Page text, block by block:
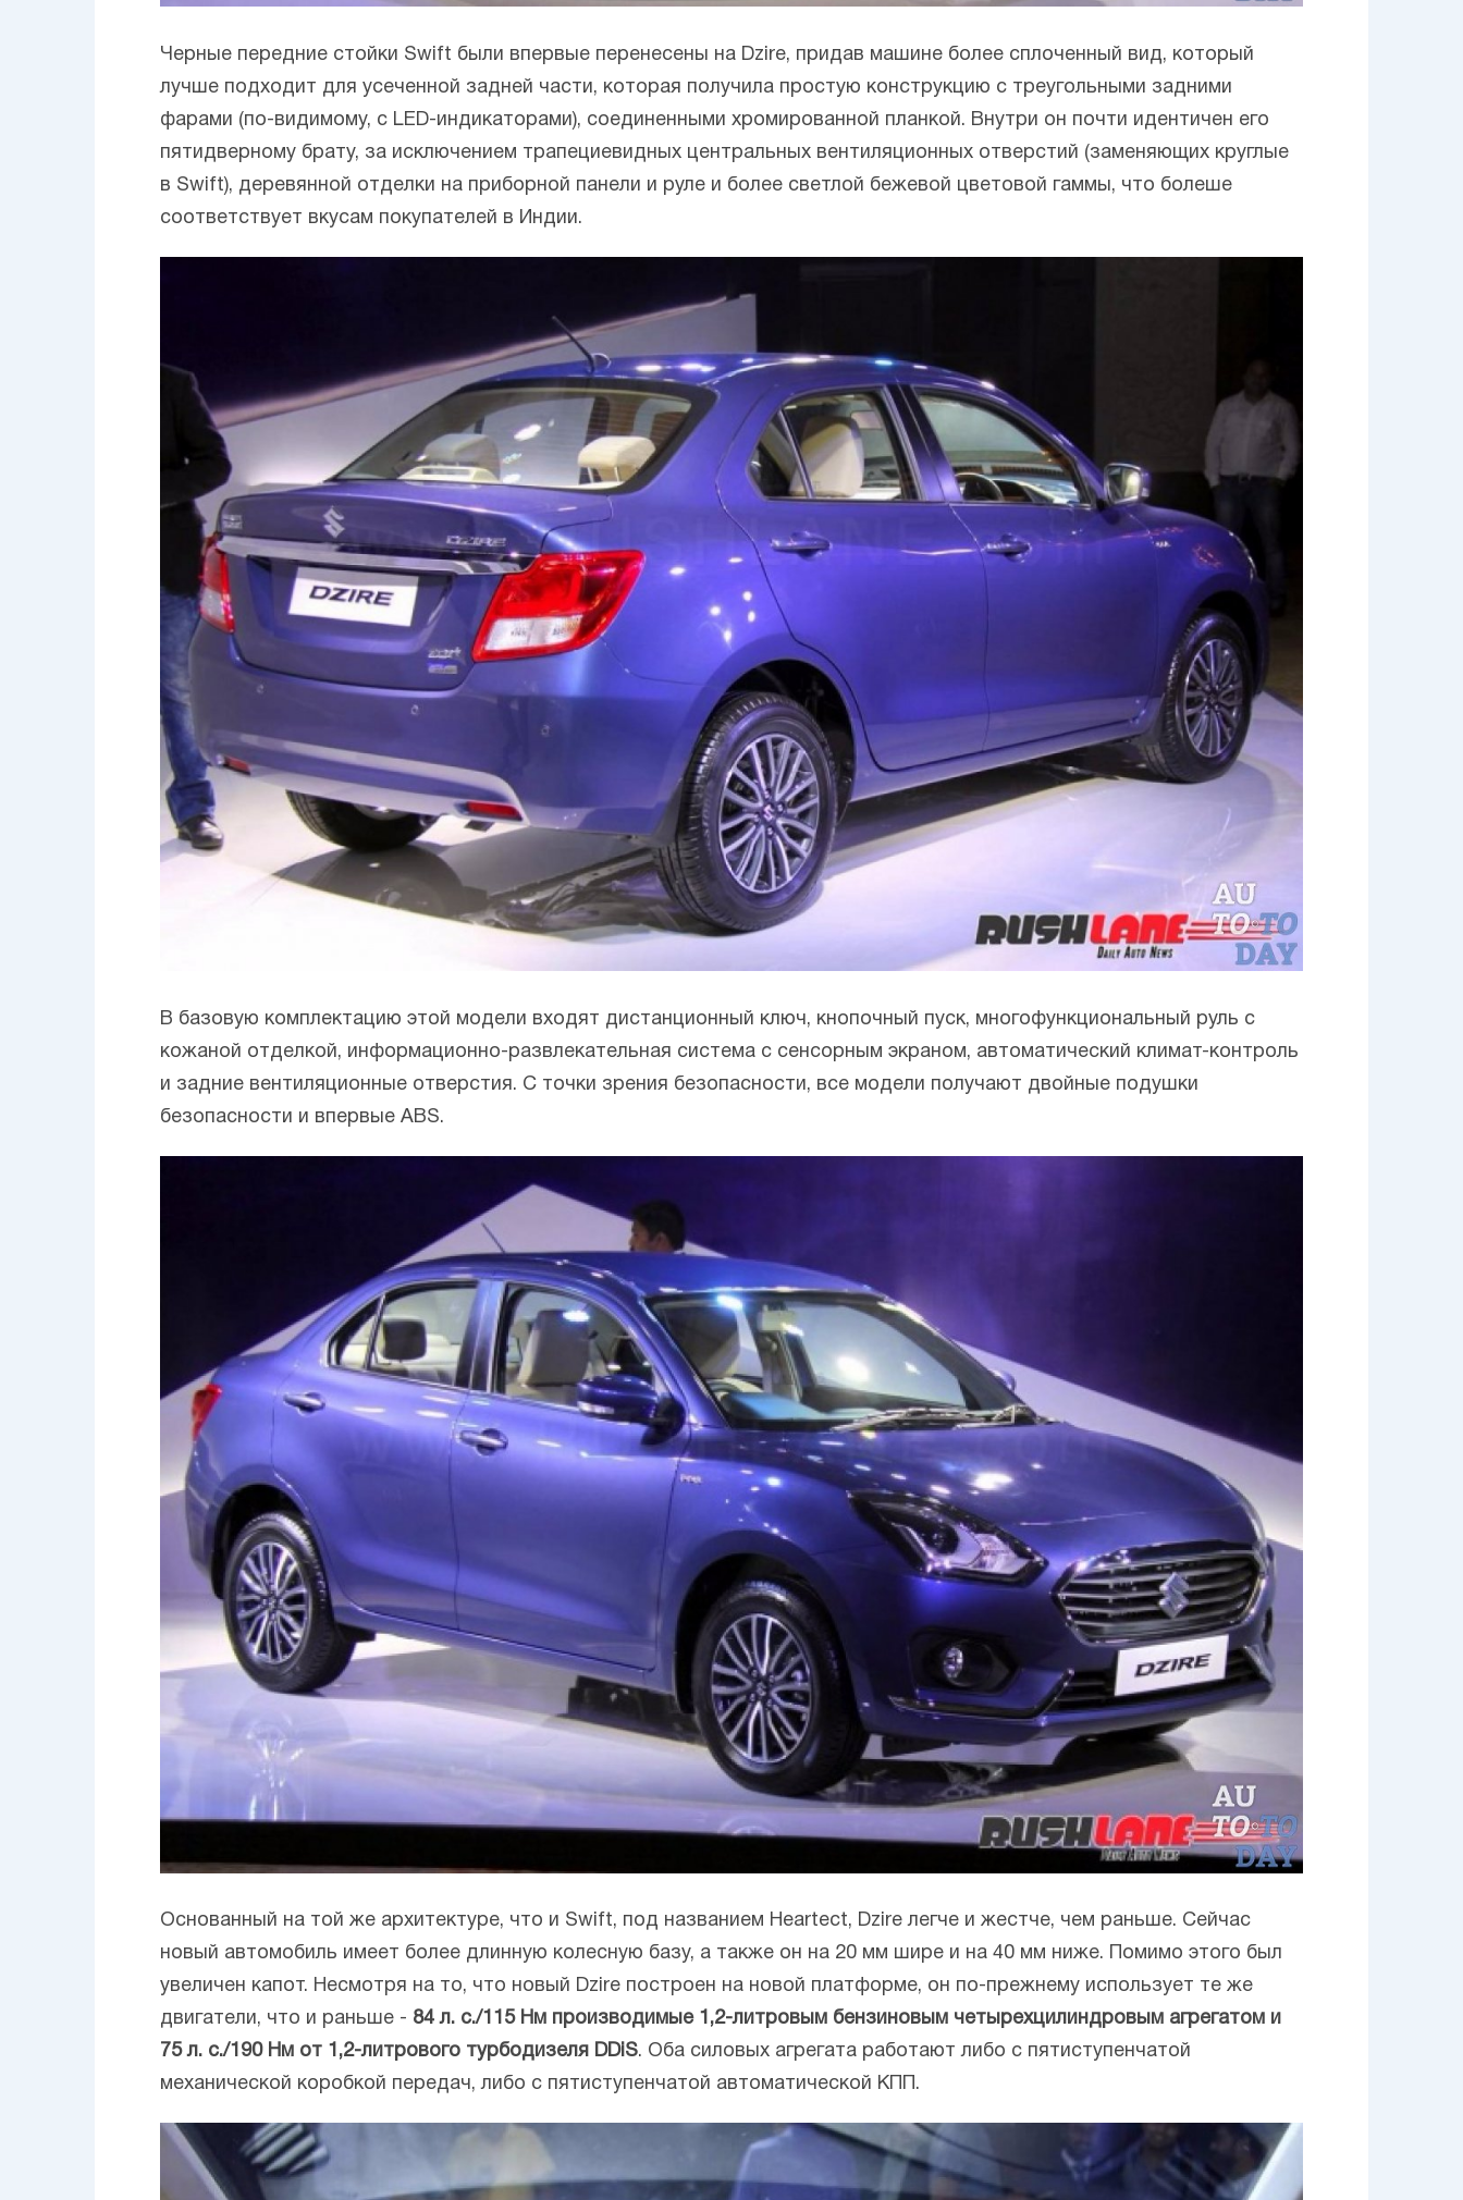
Черные передние стойки Swift были впервые перенесены на Dzire, придав машине более сплоченный вид, который
лучше подходит для усеченной задней части, которая получила простую конструкцию с треугольными задними
фарами (по-видимому, с LED-индикаторами), соединенными хромированной планкой. Внутри он почти идентичен его
пятидверному брату, за исключением трапециевидных центральных вентиляционных отверстий (заменяющих круглые
в Swift), деревянной отделки на приборной панели и руле и более светлой бежевой цветовой гаммы, что болеше
соответствует вкусам покупателей в Индии.
В базовую комплектацию этой модели входят дистанционный ключ, кнопочный пуск, многофункциональный руль с
кожаной отделкой, информационно-развлекательная система с сенсорным экраном, автоматический климат-контроль
и задние вентиляционные отверстия. С точки зрения безопасности, все модели получают двойные подушки
безопасности и впервые ABS.
Основанный на той же архитектуре, что и Swift, под названием Heartect, Dzire легче и жестче, чем раньше. Сейчас
новый автомобиль имеет более длинную колесную базу, а также он на 20 мм шире и на 40 мм ниже. Помимо этого был
увеличен капот. Несмотря на то, что новый Dzire построен на новой платформе, он по-прежнему использует те же
двигатели, что и раньше - 84 л. с./115 Нм производимые 1,2-литровым бензиновым четырехцилиндровым агрегатом и
75 л. с./190 Нм от 1,2-литрового турбодизеля DDiS. Оба силовых агрегата работают либо с пятиступенчатой
механической коробкой передач, либо с пятиступенчатой автоматической КПП.